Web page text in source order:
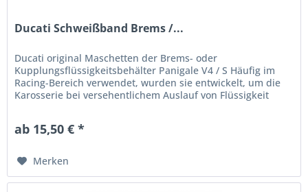
Ducati Schweißband Brems /...
Ducati original Maschetten der Brems- oder
Kupplungsflüssigkeitsbehälter Panigale V4 / S Häufig im
Racing-Bereich verwendet, wurden sie entwickelt, um die
Karosserie bei versehentlichem Auslauf von Flüssigkeit
ab 15,50 € *
Merken